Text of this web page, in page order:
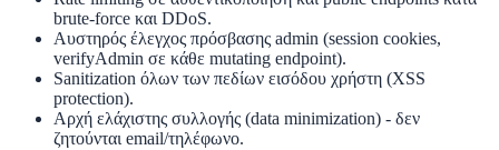
brute-force και DDoS.
Αυστηρός έλεγχος πρόσβασης admin (session cookies,
verifyAdmin σε κάθε mutating endpoint).
Sanitization όλων των πεδίων εισόδου χρήστη (XSS
protection).
Αρχή ελάχιστης συλλογής (data minimization) - δεν
ζητούνται email/τηλέφωνο.